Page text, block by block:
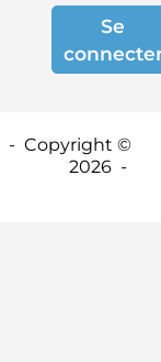
Se
- Copyright ©
2026 -